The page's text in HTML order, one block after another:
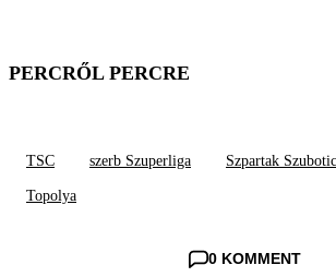
PERCRŐL PERCRE
TSC szerb Szuperliga Szpartak
Topolya
0 KOMMENT